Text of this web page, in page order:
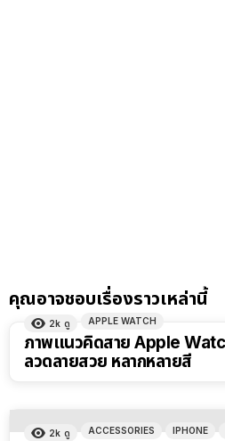
คุณอาจชอบเรื่องราวเหล่านี้
2k ดู APPLE WATCH
ภาพแนวคิดสาย Apple
ลวดลายสวย หลากหลายสี
2k ดู ACCESSORIES IPHONE